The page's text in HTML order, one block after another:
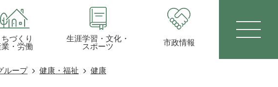
ちづくり
業・労働
生涯学習・文化・
スポーツ
市政情報
ループ 健康・福祉
健康